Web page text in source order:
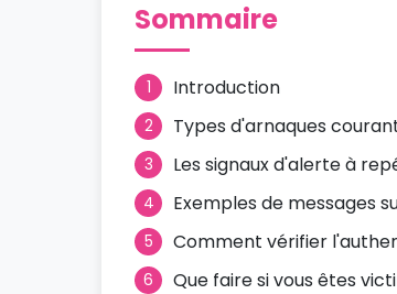
Sommaire
1 Introduction
2 Types d'arnaques
3 Les signaux d'alerte à
4 Exemples de messages
5 Comment vérifier
6 Que faire si vous êtes